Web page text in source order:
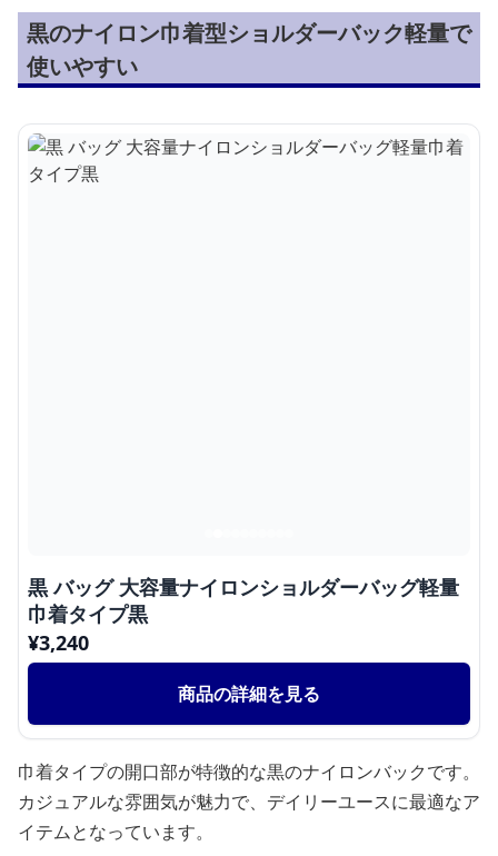
黒のナイロン巾着型ショルダーバック軽量で
使いやすい
黒 バッグ 大容量ナイロンショルダーバッグ軽量
巾着タイプ黒
¥3,240
商品の詳細を見る
巾着タイプの開口部が特徴的な黒のナイロンバックです。
カジュアルな雰囲気が魅力で、デイリーユースに最適なア
イテムとなっています。